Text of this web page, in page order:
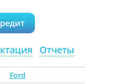
Отчеты
Ford